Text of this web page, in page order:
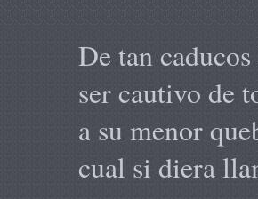
De tan
ser cautivo de
a su menor
cual si diera